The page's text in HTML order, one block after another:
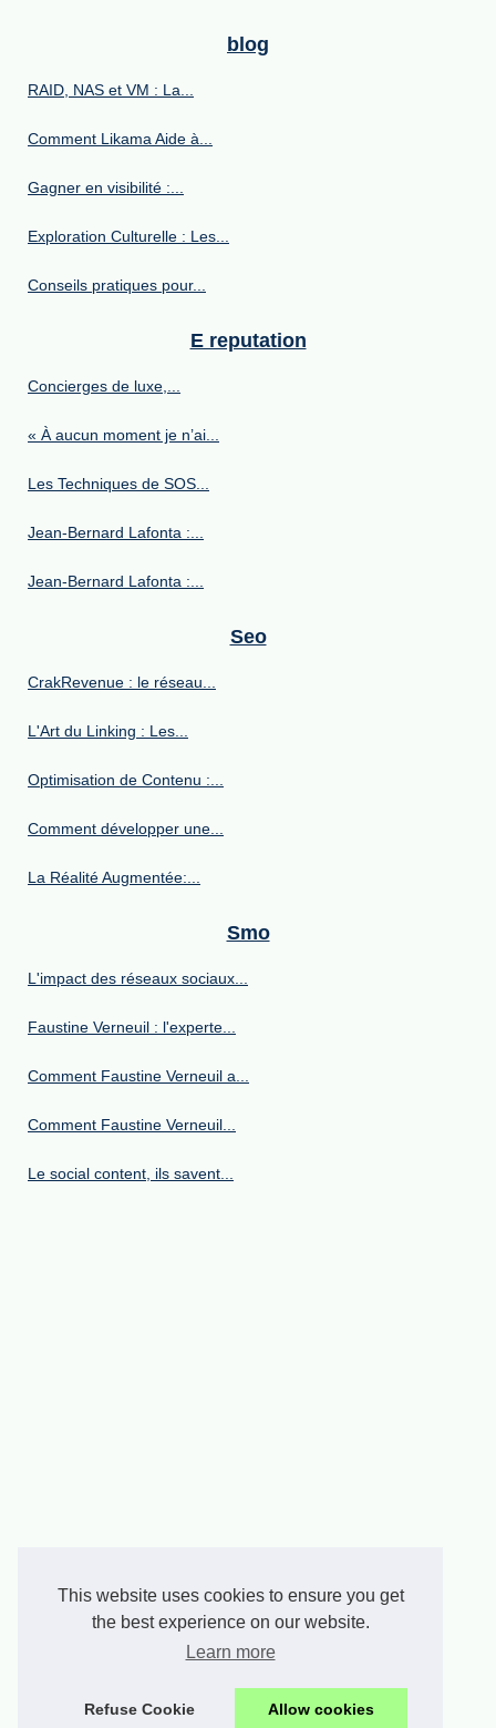
This website uses cookies to ensure you get
the best experience on our website.
Learn more
Refuse Cookie Allow cookies
blog
RAID, NAS et VM : La...
Comment Likama Aide à...
Gagner en visibilité :...
Exploration Culturelle : Les...
Conseils pratiques pour...
E reputation
Concierges de luxe,...
« À aucun moment je n’ai...
Les Techniques de SOS...
Jean-Bernard Lafonta :...
Jean-Bernard Lafonta :...
Seo
CrakRevenue : le réseau...
L'Art du Linking : Les...
Optimisation de Contenu :...
Comment développer une...
La Réalité Augmentée:...
Smo
L'impact des réseaux sociaux...
Faustine Verneuil : l'experte...
Comment Faustine Verneuil a...
Comment Faustine Verneuil...
Le social content, ils savent...